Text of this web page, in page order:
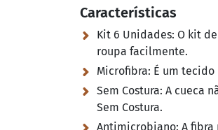
Características
Kit 6 Unidades: O kit
roupa facilmente.
Microfibra: É um
Sem Costura: A cueca
Sem Costura.
Antimicrobiano: A